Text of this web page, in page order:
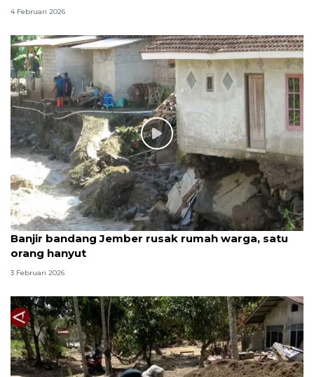
4 Februari 2026
Banjir bandang Jember rusak rumah warga, satu
orang hanyut
3 Februari 2026